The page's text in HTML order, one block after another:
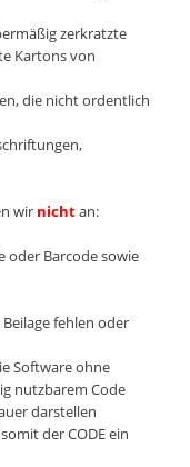
zerkratzte
Kartons von
die nicht ordentlich
wir nichtan:
oder Barcode sowie
fehlen oder
Software ohne
nutzbarem Code
darstellen
der CODE ein